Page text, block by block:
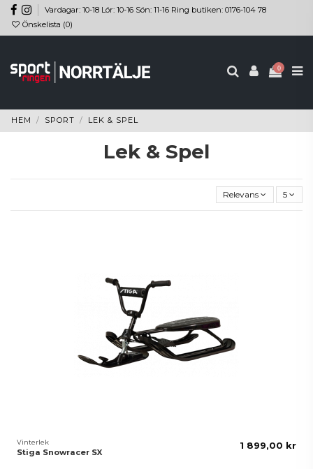
Vardagar: 10-18 Lör: 10-16 Sön: 11-16 Ring butiken: 0176-104 78
Önskelista (0)
0
HEM SPORT LEK & SPEL
Lek & Spel
Relevans 5
Vinterlek
Stiga Snowracer SX
1 899,00 kr